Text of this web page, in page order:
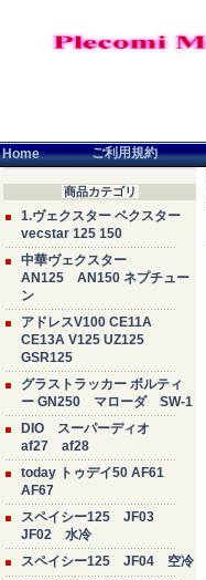
Home ご利用規約
商品カテゴリ
1.ヴェクスター ベクスター
vecstar 125 150
中華ヴェクスター
AN125 AN150 ネプチュー
ン
アドレスV100 CE11A
CE13A V125 UZ125
GSR125
グラストラッカー ボルティ
ー GN250 マローダ SW-1
DIO スーパーディオ
af27 af28
today トゥデイ50 AF61
AF67
スペイシー125 JF03
JF02 水冷
スペイシー125 JF04 空冷